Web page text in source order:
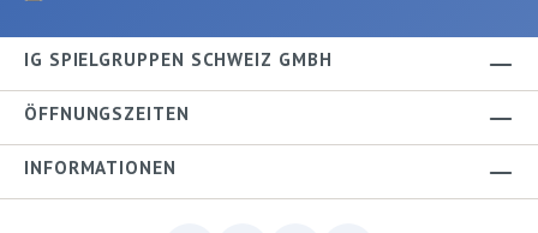
IG SPIELGRUPPEN SCHWEIZ GMBH
ÖFFNUNGSZEITEN
INFORMATIONEN